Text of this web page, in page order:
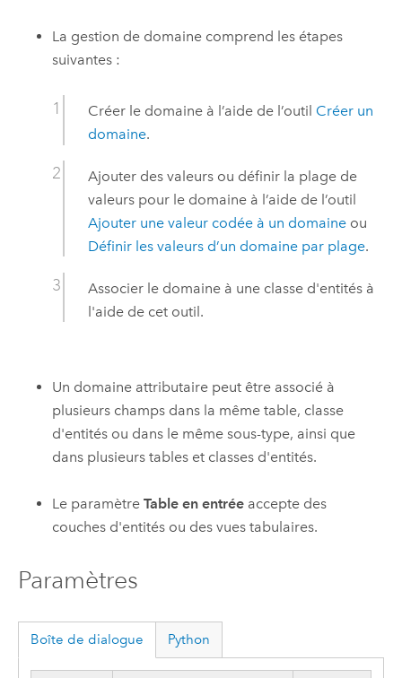
La gestion de domaine comprend les étapes
suivantes :
Créer le domaine à l’aide de l’outil Créer un
domaine.
Ajouter des valeurs ou définir la plage de
valeurs pour le domaine à l’aide de l’outil
Ajouter une valeur codée à un domaine ou
Définir les valeurs d’un domaine par plage.
Associer le domaine à une classe d'entités à
l'aide de cet outil.
Un domaine attributaire peut être associé à
plusieurs champs dans la même table, classe
d'entités ou dans le même sous-type, ainsi que
dans plusieurs tables et classes d'entités.
Le paramètreTable en entrée accepte des
couches d'entités ou des vues tabulaires.
Paramètres
Boîte de dialogue Python